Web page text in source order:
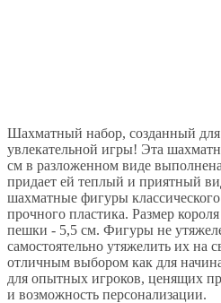
Шахматный набор, созданный
увлекательной игры! Эта
см в разложенном виде
придает ей теплый и приятный
шахматные фигуры
прочного пластика. Размер
пешки - 5,5 см. Фигуры не
самостоятельно утяжелить их на
отличным выбором как для
для опытных игроков, ценящих
и возможность персонализации.